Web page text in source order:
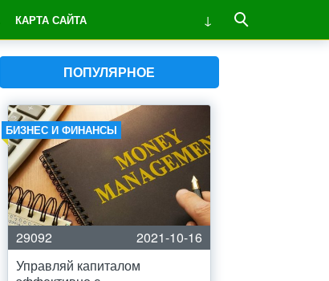
КАРТА САЙТА
ПОПУЛЯРНОЕ
БИЗНЕС И ФИНАНСЫ
29092
2021-10-16
Управляй капиталом